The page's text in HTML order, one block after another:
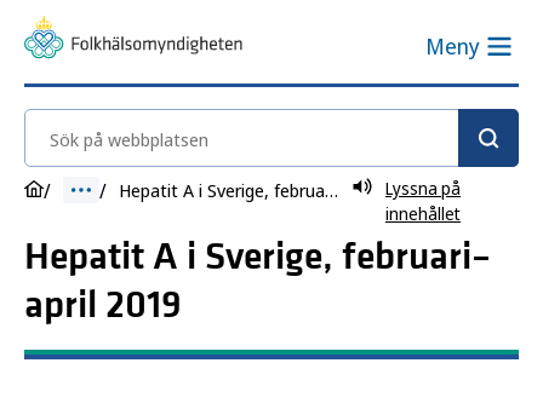
Meny
Sök på webbplatsen
Hepatit A i Sverige, februari–april 2019
Lyssna på
innehållet
Hepatit A i Sverige, februari–
april 2019